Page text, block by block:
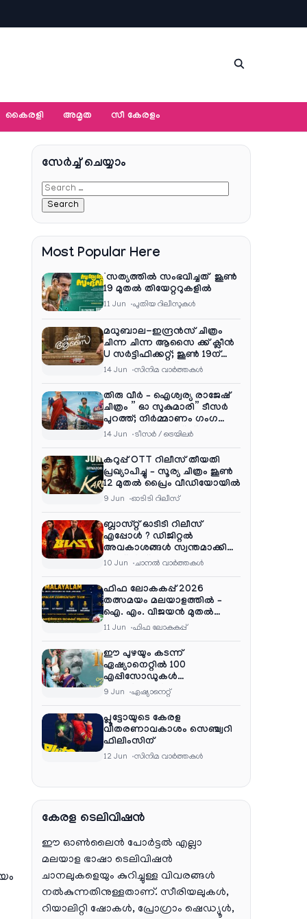
കൈരളി അമൃത സീ കേരളം
സേര്‍ച്ച്‌ ചെയ്യാം
Most Popular Here
‘സത്യത്തിൽ സംഭവിച്ചത്’ ജൂൺ
19 മുതൽ തിയേറ്ററുകളിൽ
11 Jun പുതിയ റിലീസുകള്‍
മധുബാല-ഇന്ദ്രൻസ് ചിത്രം
ചിന്ന ചിന്ന ആസൈ ക്ക് ക്ലീൻ
U സർട്ടിഫിക്കറ്റ്; ജൂൺ 19ന്
ആഗോള റിലീസ്
14 Jun സിനിമ വാര്‍ത്തകള്‍
തിരു വീർ – ഐശ്വര്യ രാജേഷ്
ചിത്രം ” ഓ സുകുമാരി” ടീസർ
പുറത്ത്; നിർമ്മാണം ഗംഗ
എന്റർടൈൻമെന്റ്‌സ്
14 Jun ടീസര്‍ / ട്രെയിലര്‍
കറുപ്പ് OTT റിലീസ് തീയതി
പ്രഖ്യാപിച്ചു – സൂര്യ ചിത്രം ജൂൺ
12 മുതൽ പ്രൈം വീഡിയോയിൽ
9 Jun ഓടിടി റിലീസ്
ബ്ലാസ്റ്റ് ഓടിടി റിലീസ്
എപ്പോൾ ? ഡിജിറ്റൽ
അവകാശങ്ങൾ സ്വന്തമാക്കി
നെറ്റ്ഫ്ലിക്സ്
10 Jun ചാനല്‍ വാര്‍ത്തകള്‍
ഫിഫ ലോകകപ്പ് 2026
തത്സമയം മലയാളത്തിൽ –
ഐ. എം. വിജയൻ മുതൽ
ഷൈജു ദാമോദരൻ വരെ
11 Jun ഫിഫ ലോകകപ്പ്
ഈ പുഴയും കടന്ന്
ഏഷ്യാനെറ്റിൽ 100
എപ്പിസോഡുകൾ
പൂർത്തിയാക്കി , സംപ്രേഷണം
രാത്രി 9:30 ന്
9 Jun ഏഷ്യാനെറ്റ്‌
പ്ലൂട്ടോയുടെ കേരള
വിതരണാവകാശം സെഞ്ച്വറി
ഫിലിംസിന്
12 Jun സിനിമ വാര്‍ത്തകള്‍
കേരള ടെലിവിഷൻ
ഈ ഓൺലൈൻ പോർട്ടൽ എല്ലാ
മലയാള ഭാഷാ ടെലിവിഷൻ
ചാനലുകളെയും കുറിച്ചുള്ള വിവരങ്ങൾ
നൽകുന്നതിനുള്ളതാണ്. സീരിയലുകൾ,
റിയാലിറ്റി ഷോകൾ, പ്രോഗ്രാം ഷെഡ്യൂൾ,